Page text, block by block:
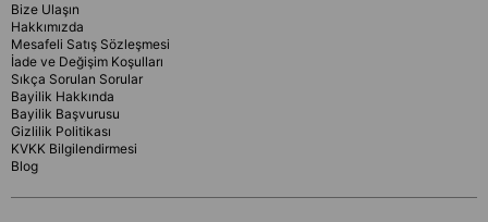
Bize Ulaşın
Hakkımızda
Mesafeli Satış Sözleşmesi
İade ve Değişim Koşulları
Sıkça Sorulan Sorular
Bayilik Hakkında
Bayilik Başvurusu
Gizlilik Politikası
KVKK Bilgilendirmesi
Blog